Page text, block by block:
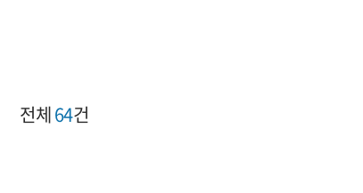
전체64건